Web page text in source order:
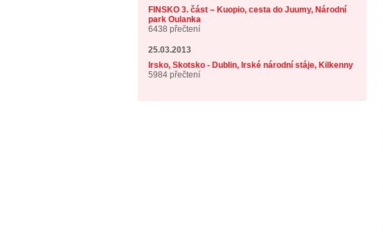
FINSKO 3. část – Kuopio, cesta do Juumy, Národní
park Oulanka
6438 přečtení
25.03.2013
Irsko, Skotsko - Dublin, Irské národní stáje, Kilkenny
5984 přečtení